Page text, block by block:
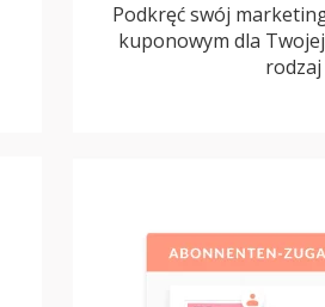
Podkręć swój
kuponowym dla